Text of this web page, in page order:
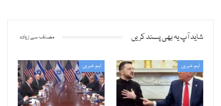
شاید آپ یہ بھی پسند کریں مصنف سے زیادہ
اہم خبریں اہم خبریں